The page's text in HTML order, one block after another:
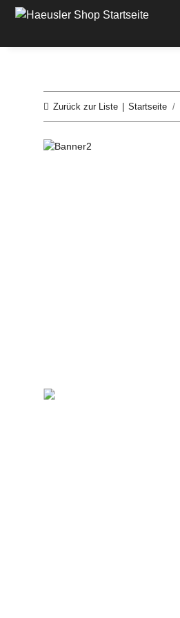
Zurück zur Liste Startseite